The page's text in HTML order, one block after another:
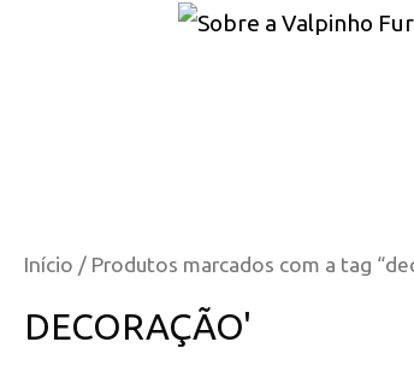
Início / Produtos marcados com a tag
DECORAÇÃO'